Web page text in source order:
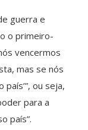
guerra e
o primeiro-
vencermos
mas se nós
ou seja,
para a
país”.